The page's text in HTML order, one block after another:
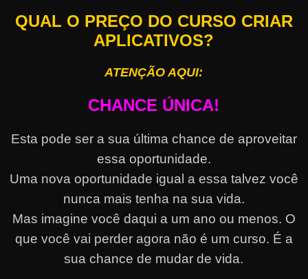
QUAL O PREÇO DO CURSO CRIAR
APLICATIVOS?
ATENÇÃO AQUI:
CHANCE ÚNICA!
Esta pode ser a sua última chance de aproveitar
essa oportunidade.
Uma nova oportunidade igual a essa talvez você
nunca mais tenha na sua vida.
Mas imagine você daqui a um ano ou menos. O
que você vai perder agora não é um curso. É a
sua chance de mudar de vida.